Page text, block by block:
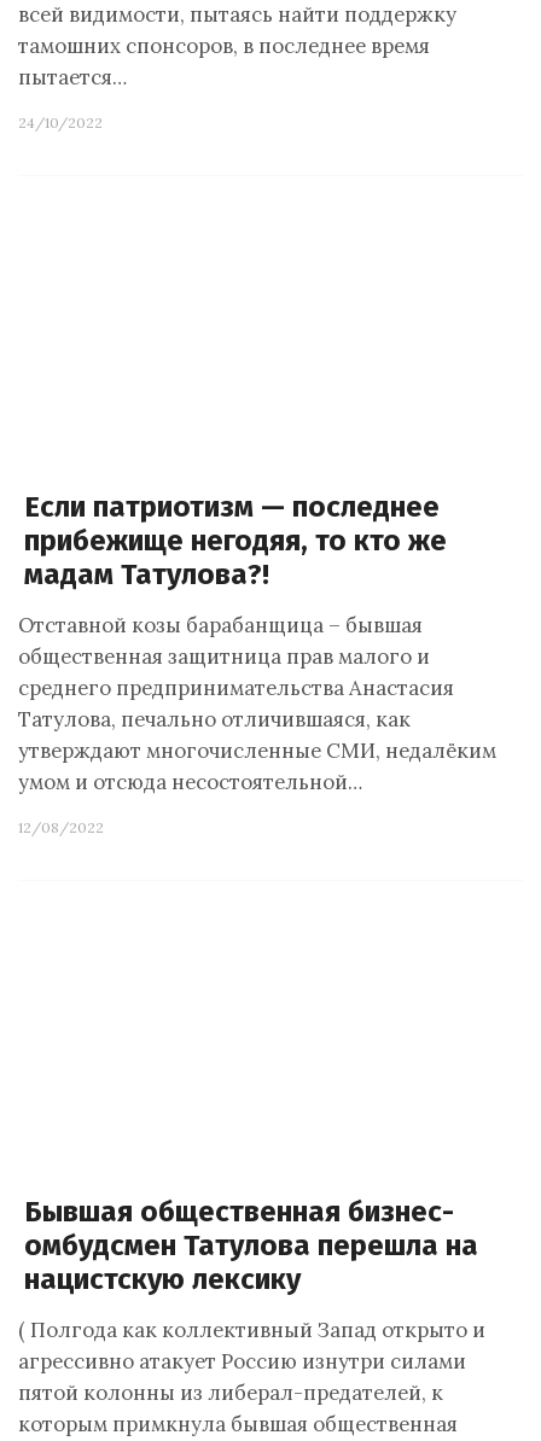
всей видимости, пытаясь найти поддержку
тамошних спонсоров, в последнее время
пытается…
24/10/2022
Если патриотизм — последнее
прибежище негодяя, то кто же
мадам Татулова?!
Отставной козы барабанщица – бывшая
общественная защитница прав малого и
среднего предпринимательства Анастасия
Татулова, печально отличившаяся, как
утверждают многочисленные СМИ, недалёким
умом и отсюда несостоятельной…
12/08/2022
Бывшая общественная бизнес-
омбудсмен Татулова перешла на
нацистскую лексику
( Полгода как коллективный Запад открыто и
агрессивно атакует Россию изнутри силами
пятой колонны из либерал-предателей, к
которым примкнула бывшая общественная